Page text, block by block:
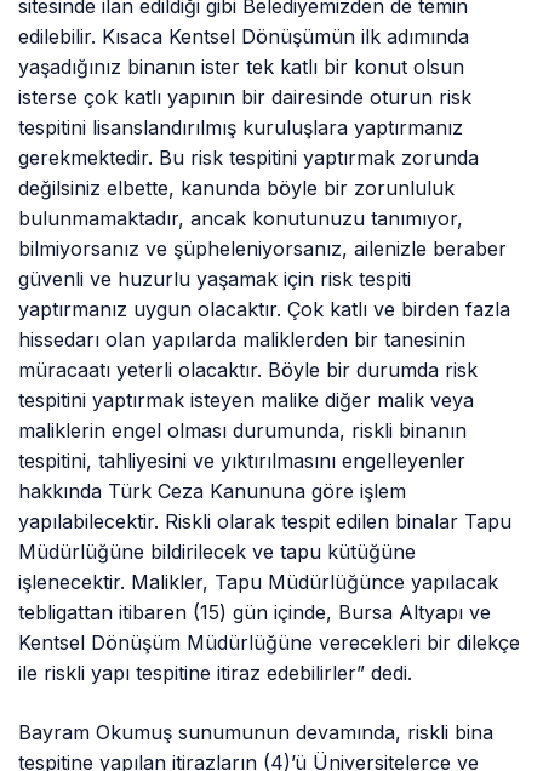
sitesinde ilan edildiği gibi Belediyemizden de temin
edilebilir. Kısaca Kentsel Dönüşümün ilk adımında
yaşadığınız binanın ister tek katlı bir konut olsun
isterse çok katlı yapının bir dairesinde oturun risk
tespitini lisanslandırılmış kuruluşlara yaptırmanız
gerekmektedir. Bu risk tespitini yaptırmak zorunda
değilsiniz elbette, kanunda böyle bir zorunluluk
bulunmamaktadır, ancak konutunuzu tanımıyor,
bilmiyorsanız ve şüpheleniyorsanız, ailenizle beraber
güvenli ve huzurlu yaşamak için risk tespiti
yaptırmanız uygun olacaktır. Çok katlı ve birden fazla
hissedarı olan yapılarda maliklerden bir tanesinin
müracaatı yeterli olacaktır. Böyle bir durumda risk
tespitini yaptırmak isteyen malike diğer malik veya
maliklerin engel olması durumunda, riskli binanın
tespitini, tahliyesini ve yıktırılmasını engelleyenler
hakkında Türk Ceza Kanununa göre işlem
yapılabilecektir. Riskli olarak tespit edilen binalar Tapu
Müdürlüğüne bildirilecek ve tapu kütüğüne
işlenecektir. Malikler, Tapu Müdürlüğünce yapılacak
tebligattan itibaren (15) gün içinde, Bursa Altyapı ve
Kentsel Dönüşüm Müdürlüğüne verecekleri bir dilekçe
ile riskli yapı tespitine itiraz edebilirler” dedi.
Bayram Okumuş sunumunun devamında, riskli bina
tespitine yapılan itirazların (4)’ü Üniversitelerce ve